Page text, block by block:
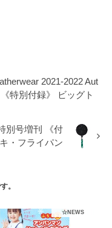
2021-2022 Aut
特別付録》 ビッグト
別号増刊 《付
・フライパン
。
☆NEWS